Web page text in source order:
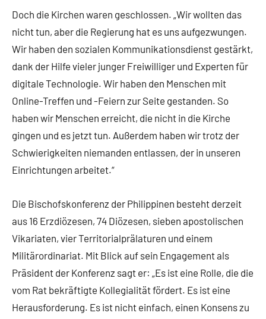
Doch die Kirchen waren geschlossen. „Wir wollten das
nicht tun, aber die Regierung hat es uns aufgezwungen.
Wir haben den sozialen Kommunikationsdienst gestärkt,
dank der Hilfe vieler junger Freiwilliger und Experten für
digitale Technologie. Wir haben den Menschen mit
Online-Treffen und -Feiern zur Seite gestanden. So
haben wir Menschen erreicht, die nicht in die Kirche
gingen und es jetzt tun. Außerdem haben wir trotz der
Schwierigkeiten niemanden entlassen, der in unseren
Einrichtungen arbeitet.“
Die Bischofskonferenz der Philippinen besteht derzeit
aus 16 Erzdiözesen, 74 Diözesen, sieben apostolischen
Vikariaten, vier Territorialprälaturen und einem
Militärordinariat. Mit Blick auf sein Engagement als
Präsident der Konferenz sagt er: „Es ist eine Rolle, die die
vom Rat bekräftigte Kollegialität fördert. Es ist eine
Herausforderung. Es ist nicht einfach, einen Konsens zu